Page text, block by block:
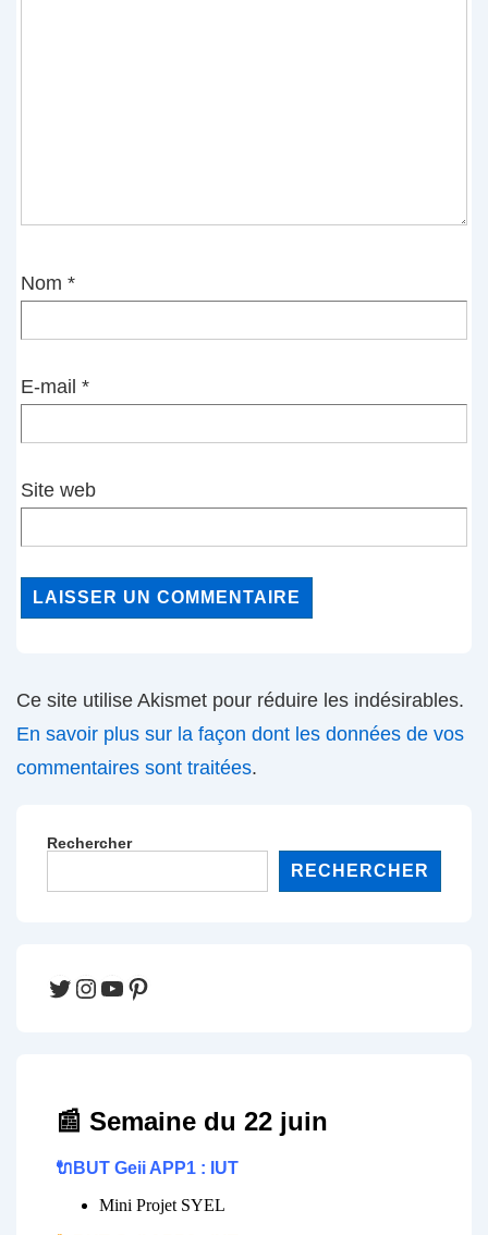
Nom *
E-mail *
Site web
Ce site utilise Akismet pour réduire les indésirables.
En savoir plus sur la façon dont les données de vos
commentaires sont traitées.
Rechercher
RECHERCHER
Twitter
Instagram
YouTube
Pinterest